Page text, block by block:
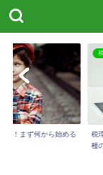
必要なものまとめ【三
じ
【